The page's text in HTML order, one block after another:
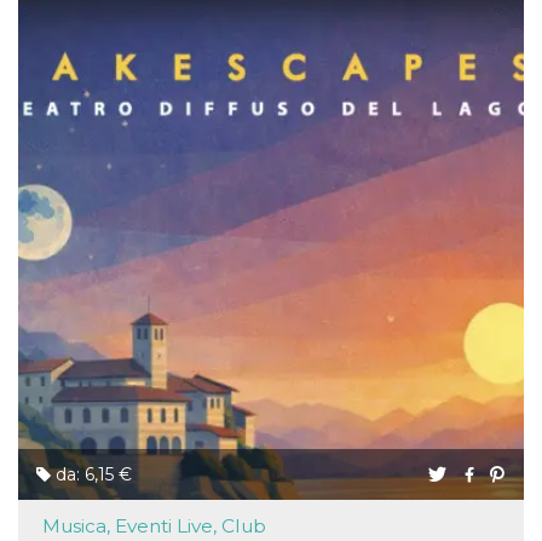
da: 6,15 €
Musica, Eventi Live, Club